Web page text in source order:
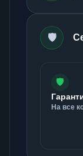
🛡️
🛡️
На все